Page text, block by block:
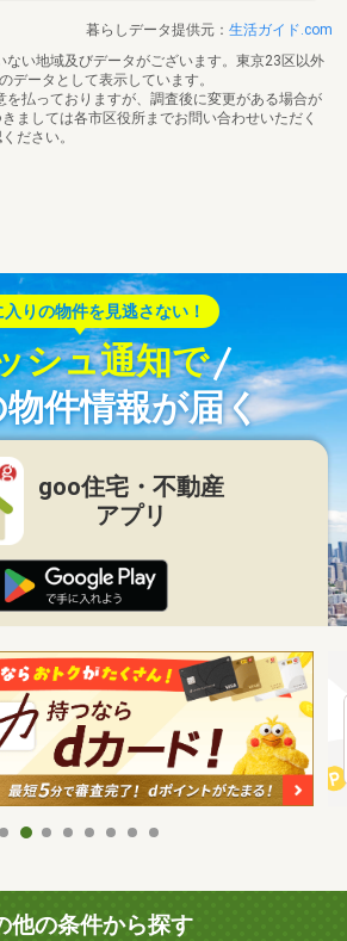
暮らしデータ提供元： 生活ガイド.com
ない地域及びデータがございます。東京23区以外
データとして表示しています。
を払っておりますが、調査後に変更がある場合が
ましては各市区役所までお問い合わせいただく
ださい。
入りの物件を見逃さない！
シュ通知で
件情報が届く
goo住宅・不動産
アプリ
他の条件から探す